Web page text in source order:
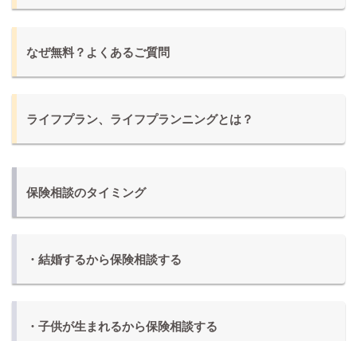
なぜ無料？よくあるご質問
ライフプラン、ライフプランニングとは？
保険相談のタイミング
・結婚するから保険相談する
・子供が生まれるから保険相談する